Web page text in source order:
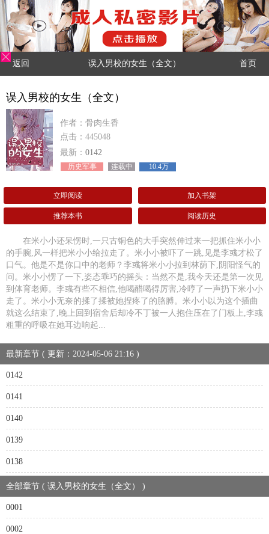
返回 误入男校的女生（全文） 首页
误入男校的女生（全文）
作者：骨肉生香
点击：445048
最新： 0142
历史军事 连载中 10.4万
立即阅读 加入书架
推荐本书 阅读历史
在米小小还呆愣时,一只古铜色的大手突然伸过来一把抓住米小小
的手腕,风一样把米小小给拉走了。米小小被吓了一跳,见是李彧才松了
口气。他是不是你口中的老师？李彧将米小小拉到林荫下,阴阳怪气的
问。米小小愣了一下,姿态乖巧的摇头：当然不是,我今天还是第一次见
到体育老师。李彧有些不相信,他喝醋喝得厉害,冷哼了一声扔下米小小
走了。米小小无奈的揉了揉被她捏疼了的胳膊。米小小以为这个插曲
就这么结束了,晚上回到宿舍后却冷不丁被一人抱住压在了门板上,李彧
粗重的呼吸在她耳边响起...
最新章节 ( 更新：2024-05-06 21:16 )
0142
0141
0140
0139
0138
全部章节 ( 误入男校的女生（全文） )
0001
0002